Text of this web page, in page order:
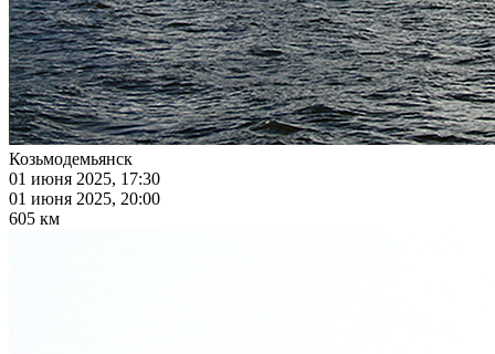
Козьмодемьянск
01 июня 2025, 17:30
01 июня 2025, 20:00
605 км